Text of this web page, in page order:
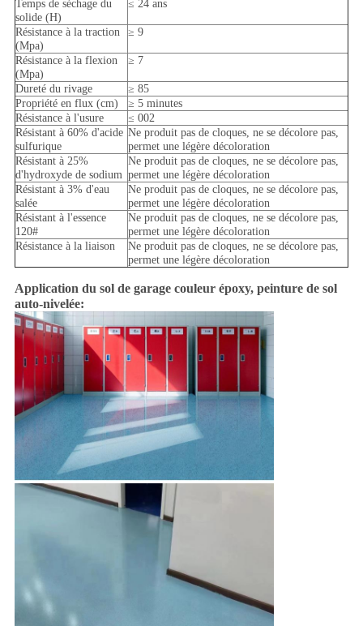
Temps de séchage du
solide (H)
≤ 24 ans
Résistance à la traction
(Mpa)
≥ 9
Résistance à la flexion
(Mpa)
≥ 7
Dureté du rivage
≥ 85
Propriété en flux (cm)
≥ 5 minutes
Résistance à l'usure
≤ 002
Résistant à 60% d'acide
sulfurique
Ne produit pas de cloques, ne se décolore pas,
permet une légère décoloration
Résistant à 25%
d'hydroxyde de sodium
Ne produit pas de cloques, ne se décolore pas,
permet une légère décoloration
Résistant à 3% d'eau
salée
Ne produit pas de cloques, ne se décolore pas,
permet une légère décoloration
Résistant à l'essence
120#
Ne produit pas de cloques, ne se décolore pas,
permet une légère décoloration
Résistance à la liaison
Ne produit pas de cloques, ne se décolore pas,
permet une légère décoloration
Application du sol de garage couleur époxy, peinture de sol
auto-nivelée: